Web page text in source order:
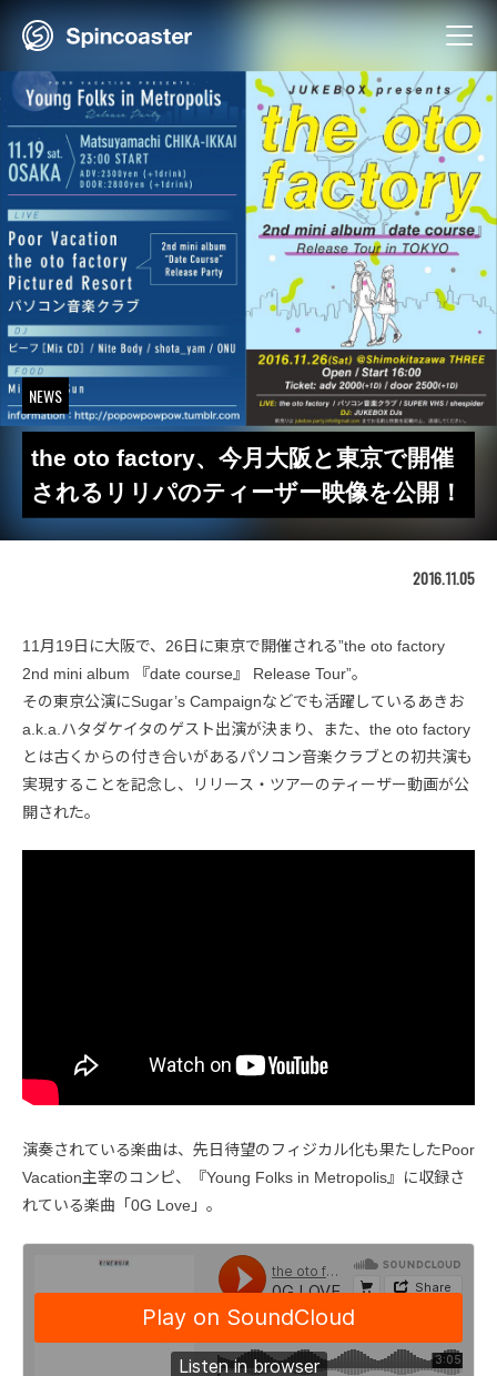
NEWS
the oto factory、今月大阪と東京で開催
されるリリパのティーザー映像を公開！
2016.11.05
11月19日に大阪で、26日に東京で開催される”the oto factory
2nd mini album 『date course』 Release Tour”。
その東京公演にSugar’s Campaignなどでも活躍しているあきお
a.k.a.ハタダケイタのゲスト出演が決まり、また、the oto factory
とは古くからの付き合いがあるパソコン音楽クラブとの初共演も
実現することを記念し、リリース・ツアーのティーザー動画が公
開された。
演奏されている楽曲は、先日待望のフィジカル化も果たしたPoor
Vacation主宰のコンピ、『Young Folks in Metropolis』に収録さ
れている楽曲「0G Love」。